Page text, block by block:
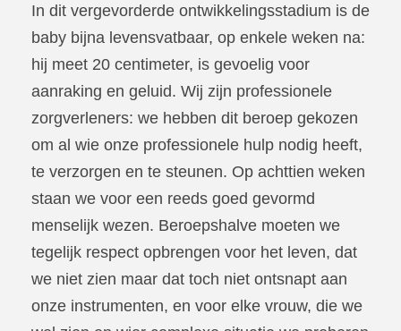
In dit vergevorderde ontwikkelingsstadium is de
baby bijna levensvatbaar, op enkele weken na:
hij meet 20 centimeter, is gevoelig voor
aanraking en geluid. Wij zijn professionele
zorgverleners: we hebben dit beroep gekozen
om al wie onze professionele hulp nodig heeft,
te verzorgen en te steunen. Op achttien weken
staan we voor een reeds goed gevormd
menselijk wezen. Beroepshalve moeten we
tegelijk respect opbrengen voor het leven, dat
we niet zien maar dat toch niet ontsnapt aan
onze instrumenten, en voor elke vrouw, die we